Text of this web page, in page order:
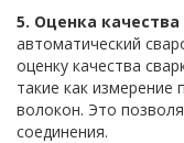
5. Оценка качества
автоматический
оценку качества
такие как измерение
волокон. Это
соединения.